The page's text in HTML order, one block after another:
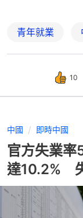
青年就業
10
中國 即時中國
官方失業
達10.2%